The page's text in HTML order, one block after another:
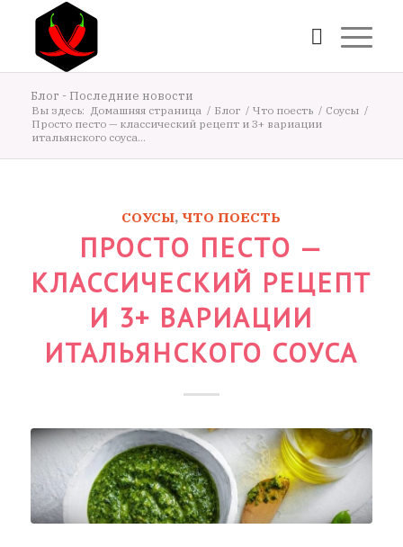
Блог - Последние новости
Вы здесь: Домашняя страница / Блог / Что поесть / Соусы /
Просто песто — классический рецепт и 3+ вариации
итальянского соуса...
СОУСЫ, ЧТО ПОЕСТЬ
ПРОСТО ПЕСТО —
КЛАССИЧЕСКИЙ РЕЦЕПТ
И 3+ ВАРИАЦИИ
ИТАЛЬЯНСКОГО СОУСА